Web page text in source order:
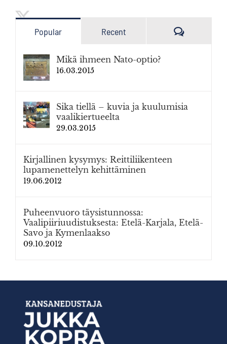
Popular Recent Kommenttia
Mikä ihmeen Nato-optio?
16.03.2015
Sika tiellä – kuvia ja kuulumisia
vaalikiertueelta
29.03.2015
Kirjallinen kysymys: Reittiliikenteen
lupamenettelyn kehittäminen
19.06.2012
Puheenvuoro täysistunnossa:
Vaalipiiriuudistuksesta: Etelä-Karjala, Etelä-
Savo ja Kymenlaakso
09.10.2012